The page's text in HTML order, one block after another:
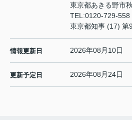
東京都あきる野市
TEL:0120-729-558
東京都知事 (17) 第
情報更新日 2026年08月10日
更新予定日 2026年08月24日